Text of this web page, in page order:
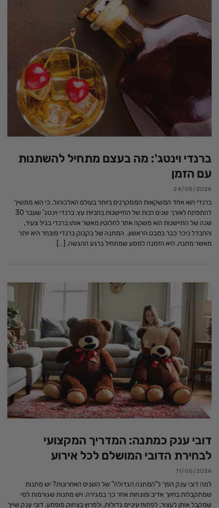
ברנדי וינטג': מה בעצם מתחיל להשתנות
עם הזמן
24/05/2026
ברנדי הוא אחד המשקאות המסקרנים ביותר בעולם האלכוהול, כי הוא ממשיך
להתפתח לאורך שנים רבות של התיישנות בחביות עץ. ברנדי וינטג' שעבר 30
שנה של התיישנות הוא משקה אחר לחלוטין מאשר אותו ברנדי בגיל צעיר,
וההבדל ניכר כבר במבט הראשון. המתנה של בקבוק ברנדי מובחר היא יותר
מאשר מתנה. היא הזמנה למסע שמתחיל ברגע ההגשה, […]
דובי ענק כמתנה: המדריך המקצועי
לבחירת הדובי המושלם לכל אירוע
11/05/2026
למה דובי ענק הפך ל"המתנה הגדולה" של השנים האחרונות? יש מתנות
שמתקבלות בחיוך אדיב ומונחות אחר כך במגירה. ויש מתנות שגורמות למי
שמקבל אותן לעצור, לפתוח עיניים גדולות, ולפרוץ בצחוק מופתע. דובי ענק שייך